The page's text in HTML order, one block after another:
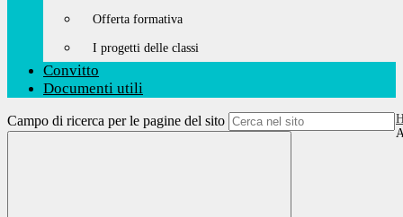
Offerta formativa
I progetti delle classi
Convitto
Documenti utili
Campo di ricerca per le pagine del sito